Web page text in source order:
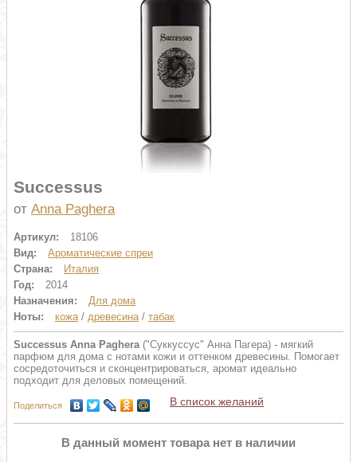
Successus
от Anna Paghera
Артикул:
18106
Вид:
Ароматические спреи
Страна:
Италия
Год:
2014
Назначения:
Для дома
Ноты:
кожа/ древесина/ табак
Successus Anna Paghera("Суккуссус" Анна Пагера) - мягкий
парфюм для дома с нотами кожи и оттенком древесины. Помогает
сосредоточиться и сконцентрироваться, аромат идеально
подходит для деловых помещений.
Поделиться В список желаний
В данный момент товара нет в наличии